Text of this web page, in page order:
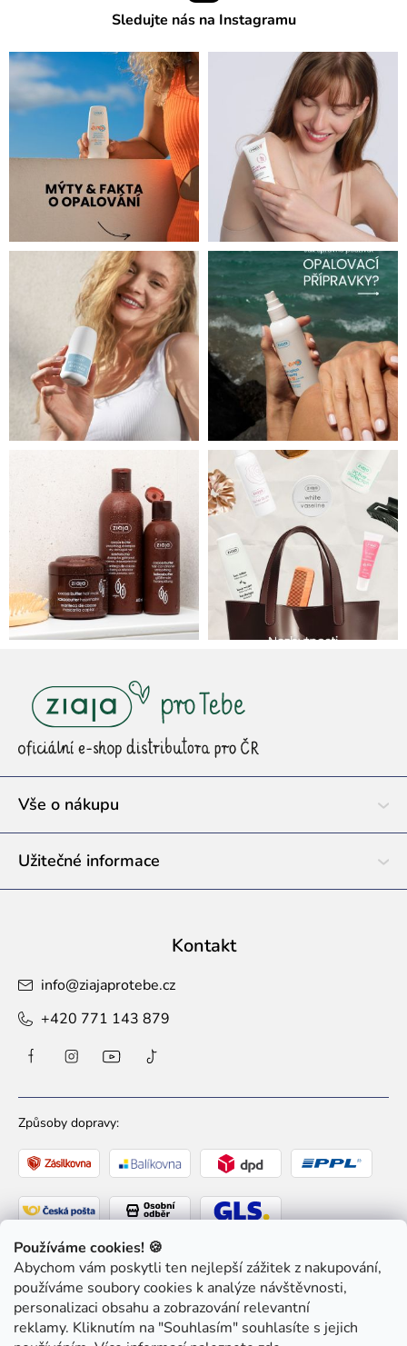
Používáme cookies! 🍪
Abychom vám poskytli ten nejlepší zážitek z nakupování,
používáme soubory cookies k analýze návštěvnosti,
personalizaci obsahu a zobrazování relevantní
reklamy. Kliknutím na "Souhlasím" souhlasíte s jejich
Sledujte nás na Instagramu
t
Vše o nákupu
Užitečné informace
Kontakt
info@ziajaprotebe.cz
+420 771 143 879
Způsoby dopravy:
Způsoby platby: